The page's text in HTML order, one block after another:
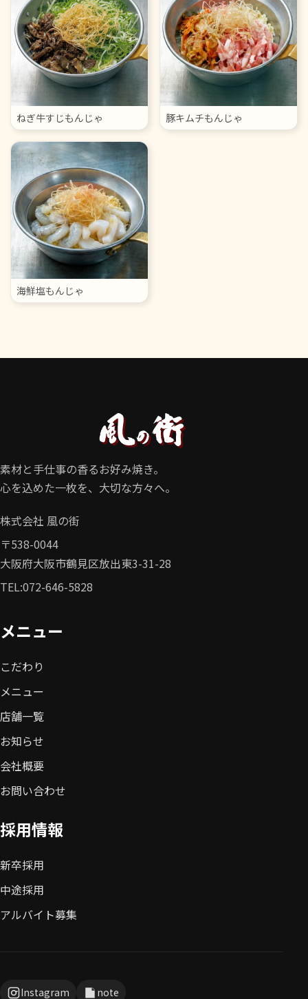
ねぎ牛すじもんじゃ 豚キムチもんじゃ
海鮮塩もんじゃ
素材と手仕事の香るお好み焼き。
心を込めた一枚を、大切な方々へ。
株式会社 風の街
〒538-0044
大阪府大阪市鶴見区放出東3-31-28
TEL:072-646-5828
メニュー
こだわり
メニュー
店舗一覧
お知らせ
会社概要
お問い合わせ
採用情報
新卒採用
中途採用
アルバイト募集
Instagram note